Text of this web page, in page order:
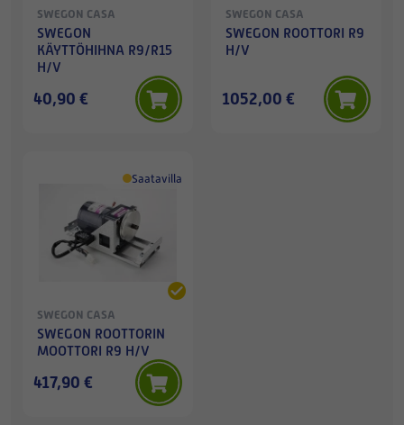
SWEGON CASA
SWEGON
KÄYTTÖHIHNA R9/R15
H/V
40,90 €
SWEGON CASA
SWEGON ROOTTORI R9
H/V
1052,00 €
Saatavilla
SWEGON CASA
SWEGON ROOTTORIN
MOOTTORI R9 H/V
417,90 €